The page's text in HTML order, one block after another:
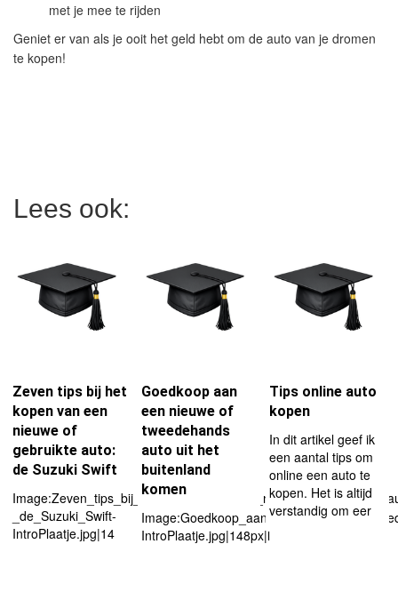
met je mee te rijden
Geniet er van als je ooit het geld hebt om de auto van je dromen
te kopen!
Lees ook:
Zeven tips bij het
kopen van een
nieuwe of
gebruikte auto:
de Suzuki Swift
_de_Suzuki_Swift-
IntroPlaatje.jpg|14
Goedkoop aan
een nieuwe of
tweedehands
auto uit het
buitenland
komen
IntroPlaatje.jpg|148px|l
Tips online auto
kopen
In dit artikel geef ik
een aantal tips om
online een auto te
kopen. Het is altijd
verstandig om eer